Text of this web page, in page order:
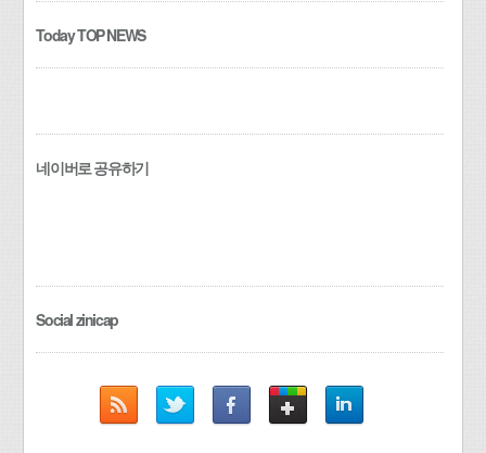
Today TOP NEWS
네이버로 공유하기
Social zinicap